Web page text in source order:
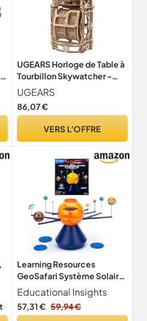
UGEARS Horloge de Table à
Tourbillon Skywatcher -
Maquette en Bois A
Construire Horloge Puzzles
3D Maquette Adulte 3D
Créatifs Adultes Maquettes
UGEARS
86,07 €
VERS L'OFFRE
Learning Resources
GeoSafari Système Solaire
pour Enfants Apprentissage
de l’Astronomie Maquette
motorisée avec projecteur
Educational Insights
57,31 € 59,94 €